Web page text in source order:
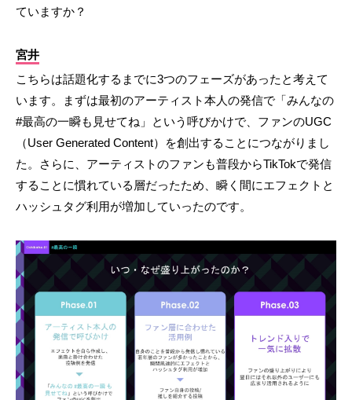
ていますか？
宮井
こちらは話題化するまでに3つのフェーズがあったと考えて
います。まずは最初のアーティスト本人の発信で「みんなの
#最高の一瞬も見せてね」という呼びかけで、ファンのUGC
（User Generated Content）を創出することにつながりまし
た。さらに、アーティストのファンも普段からTikTokで発信
することに慣れている層だったため、瞬く間にエフェクトと
ハッシュタグ利用が増加していったのです。